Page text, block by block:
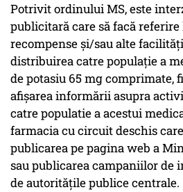
Potrivit ordinului MS, este
publicitară care să facă
recompense şi/sau alte
distribuirea catre populație a
de potasiu 65 mg comprimate,
afişarea informării asupra
catre populatie a acestui
farmacia cu circuit deschis
publicarea pe pagina web a
sau publicarea campaniilor de
de autorităţile publice centrale.